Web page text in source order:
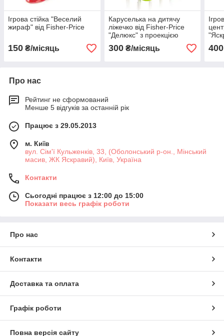
Ігрова стійка "Веселий
жираф" від Fisher-Price
150 ₴/місяць
Каруселька на дитячу
ліжечко від Fisher-Price
"Делюкс" з проекцією
300₴/місяць 400
Про нас
Рейтинг не сформований
Менше 5 відгуків за останній рік
Працює з 29.05.2013
м. Київ
вул. Сім'ї Кульженків, 33, (Оболонський р-он., Мінський
масив, ЖК Яскравий), Київ, Україна
Контакти
Сьогодні працює з 12:00 до 15:00
Показати весь графік роботи
Про нас
Контакти
Доставка та оплата
Графік роботи
Повна версія сайту